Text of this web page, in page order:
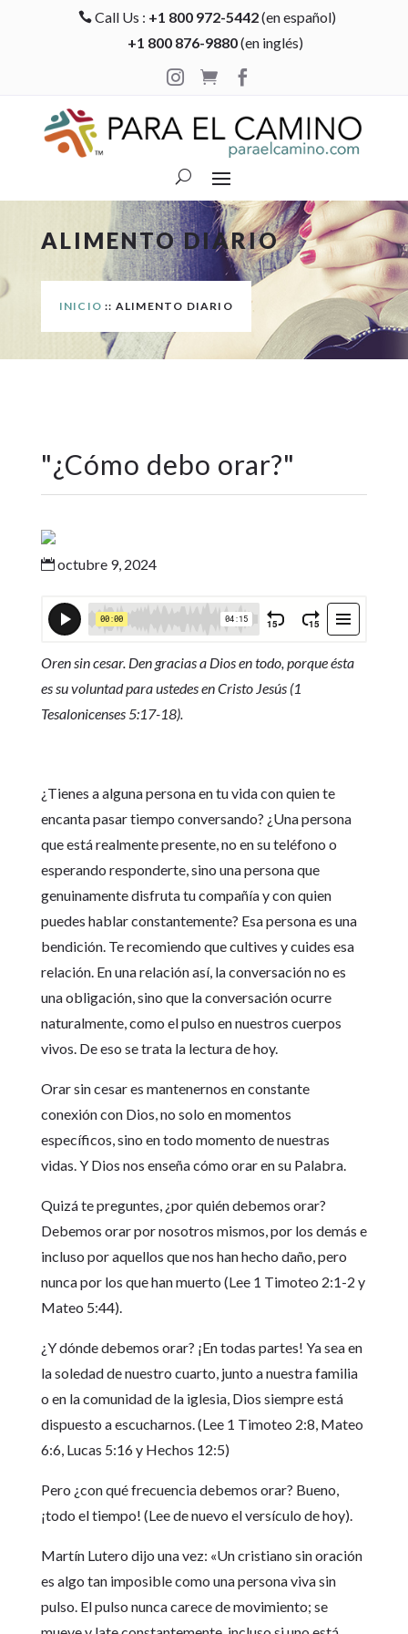
 Call Us : +1 800 972-5442(en español)
+1 800 876-9880(en inglés)

 
ALIMENTO DIARIO
INICIO :: ALIMENTO DIARIO
"¿Cómo debo orar?"
octubre 9, 2024
Oren sin cesar. Den gracias a Dios en todo, porque ésta
es su voluntad para ustedes en Cristo Jesús (1
Tesalonicenses 5:17-18).
¿Tienes a alguna persona en tu vida con quien te
encanta pasar tiempo conversando? ¿Una persona
que está realmente presente, no en su teléfono o
esperando responderte, sino una persona que
genuinamente disfruta tu compañía y con quien
puedes hablar constantemente? Esa persona es una
bendición. Te recomiendo que cultives y cuides esa
relación. En una relación así, la conversación no es
una obligación, sino que la conversación ocurre
naturalmente, como el pulso en nuestros cuerpos
vivos. De eso se trata la lectura de hoy.
Orar sin cesar es mantenernos en constante
conexión con Dios, no solo en momentos
específicos, sino en todo momento de nuestras
vidas. Y Dios nos enseña cómo orar en su Palabra.
Quizá te preguntes, ¿por quién debemos orar?
Debemos orar por nosotros mismos, por los demás e
incluso por aquellos que nos han hecho daño, pero
nunca por los que han muerto (Lee 1 Timoteo 2:1-2 y
Mateo 5:44).
¿Y dónde debemos orar? ¡En todas partes! Ya sea en
la soledad de nuestro cuarto, junto a nuestra familia
o en la comunidad de la iglesia, Dios siempre está
dispuesto a escucharnos. (Lee 1 Timoteo 2:8, Mateo
6:6, Lucas 5:16 y Hechos 12:5)
Pero ¿con qué frecuencia debemos orar? Bueno,
¡todo el tiempo! (Lee de nuevo el versículo de hoy).
Martín Lutero dijo una vez: «Un cristiano sin oración
es algo tan imposible como una persona viva sin
pulso. El pulso nunca carece de movimiento; se